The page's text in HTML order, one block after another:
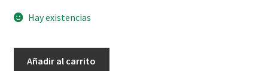
Hay existencias
Añadir al carrito